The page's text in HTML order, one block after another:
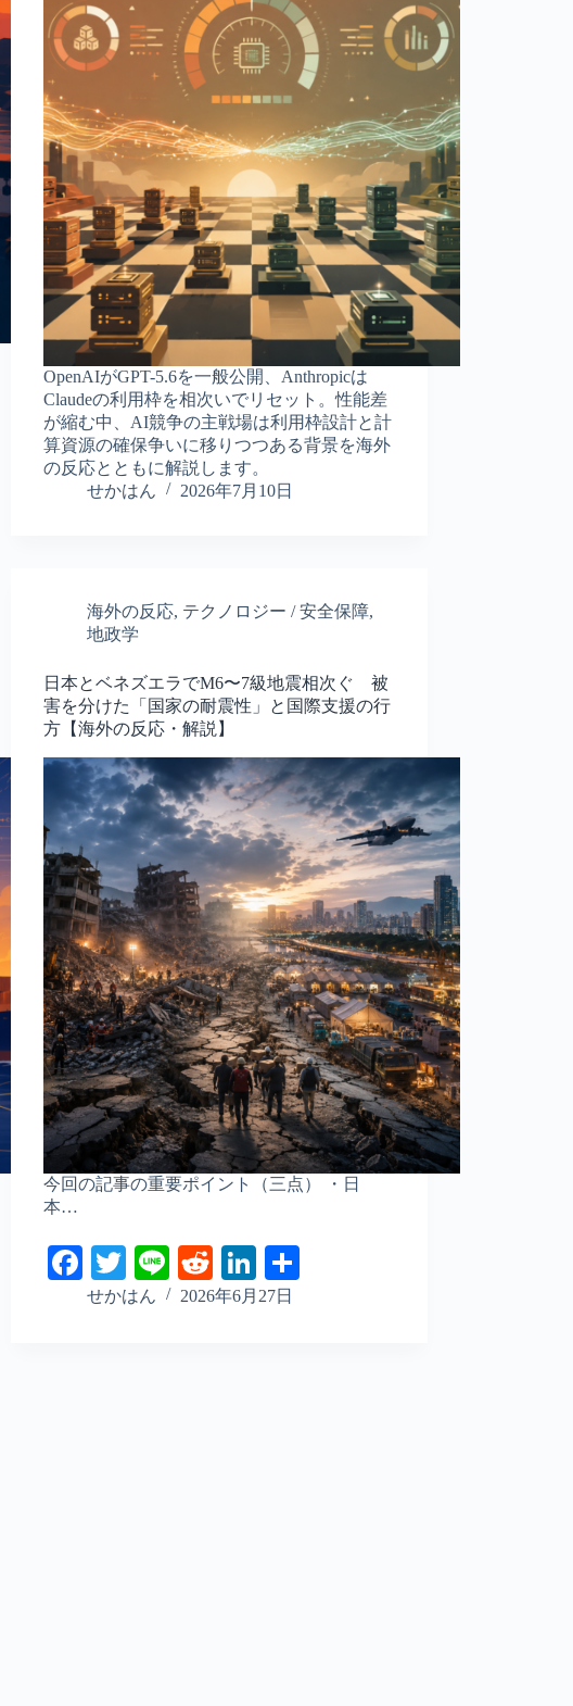
OpenAIがGPT-5.6を一般公開、Anthropicは
Claudeの利用枠を相次いでリセット。性能差
が縮む中、AI競争の主戦場は利用枠設計と計
算資源の確保争いに移りつつある背景を海外
の反応とともに解説します。
せかはん
2026年7月10日
海外の反応, テクノロジー / 安全保障,
地政学
日本とベネズエラでM6〜7級地震相次ぐ 被
害を分けた「国家の耐震性」と国際支援の行
方【海外の反応・解説】
今回の記事の重要ポイント（三点） ・日
本…
Fa
ce
T
wi
Li
ne
R
ed
Li
nk
せかはん 2026年6月27日